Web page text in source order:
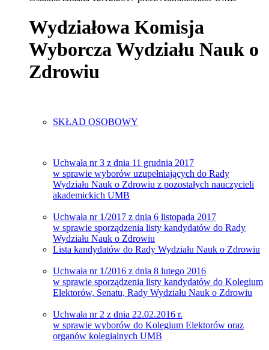
Wydziałowa Komisja
Wyborcza Wydziału Nauk o
Zdrowiu
SKŁAD OSOBOWY
Uchwała nr 3 z dnia 11 grudnia 2017
w sprawie wyborów uzupełniających do Rady
Wydziału Nauk o Zdrowiu z pozostałych nauczycieli
akademickich UMB
Uchwała nr 1/2017 z dnia 6 listopada 2017
w sprawie sporządzenia listy kandydatów do Rady
Wydziału Nauk o Zdrowiu
Lista kandydatów do Rady Wydziału Nauk o Zdrowiu
Uchwała nr 1/2016 z dnia 8 lutego 2016
w sprawie sporządzenia listy kandydatów do Kolegium
Elektorów, Senatu, Rady Wydziału Nauk o Zdrowiu
Uchwała nr 2 z dnia 22.02.2016 r.
w sprawie wyborów do Kolegium Elektorów oraz
organów kolegialnych UMB